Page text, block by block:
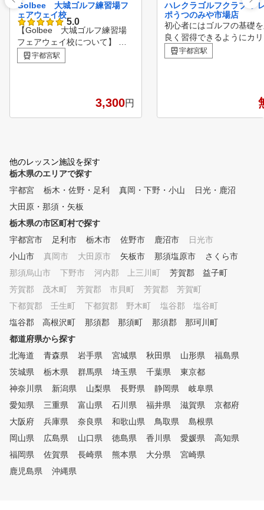
Golbee 大城ゴルフ練習場フ
ェアウェイ校
5.0
【Golbee 大城ゴルフ練習場
フェアウェイ校について】 こ
れからゴルフを始めるので、ク
セの無い綺麗なスイングを身に
る。 年齢と供に、飛距離が出
。 ＰＧＡ公認ゴルフスクール
Ｇolbeeでは、プロゴルファー
基本ゴルフ教本に則った指導を
しています。 また、皆様がゴ
ルフを楽しんでもらうことのお
手伝いもさせて頂いてます。
定期的に受講生様でゴルフコン
ペを開催します。努力の成果を
ッスンも受けやすいように、リ
ーズナブルな設定にしてありま
す。 ※体験レッスンでは、ス
頂きますが、具体的な修正方法
はご入会頂いてからになります
のご予約リクエストをお願い致
します。 Golbee 大城ゴルフ
練習場フェアウェイ校に是非お
宇都宮駅
3,300円
ハレクラゴルフクラブ フ
ポうつのみや市場店
初心者にはゴルフの基礎
良く習得できるようにカ
ラムを作成し、スモール
プを踏みながら段々と上
使用して現状の悩みの原
つけ改善方法をアドバイ
た、毎回お客様とコミュ
なアドバイスもいたしま
宇都宮駅
他のレッスン施設を探す
栃木県のエリアで探す
宇都宮
栃木・佐野・足利 真岡・下野・小山
日光・鹿沼
大田原・那須・矢板
栃木県の市区町村で探す
宇都宮市
足利市 栃木市 佐野市 鹿沼市
日光市
小山市
真岡市 大田原市 矢板市 那須塩原市
さくら市
那須烏山市
下野市 河内郡 上三川町
芳賀郡 益子町
芳賀郡 茂木町
芳賀郡 市貝町
芳賀郡 芳賀町
下都賀郡 壬生町
下都賀郡 野木町
塩谷郡 塩谷町
塩谷郡 高根沢町
那須郡 那須町
那須郡 那珂川町
都道府県から探す
北海道
青森県 岩手県 宮城県 秋田県 山形県
福島県
茨城県
栃木県 群馬県 埼玉県 千葉県
東京都
神奈川県
新潟県 山梨県 長野県 静岡県
岐阜県
愛知県
三重県 富山県 石川県 福井県 滋賀県
京都府
大阪府
兵庫県 奈良県 和歌山県 鳥取県
島根県
岡山県
広島県 山口県 徳島県 香川県 愛媛県
高知県
福岡県
佐賀県 長崎県 熊本県 大分県
宮崎県
鹿児島県
沖縄県